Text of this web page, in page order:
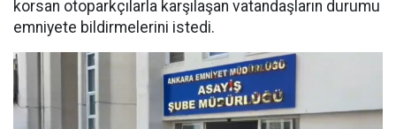
korsan otoparkçılarla karşılaşan vatandaşların durumu
emniyete bildirmelerini istedi.